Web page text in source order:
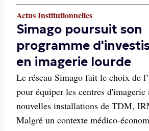
Actus Institutionnelles
Simago poursuit son
programme
en imagerie lourde
Le réseau Simago fait le choix de
pour équiper les centres d'imagerie
nouvelles installations de TDM,
Malgré un contexte médico-